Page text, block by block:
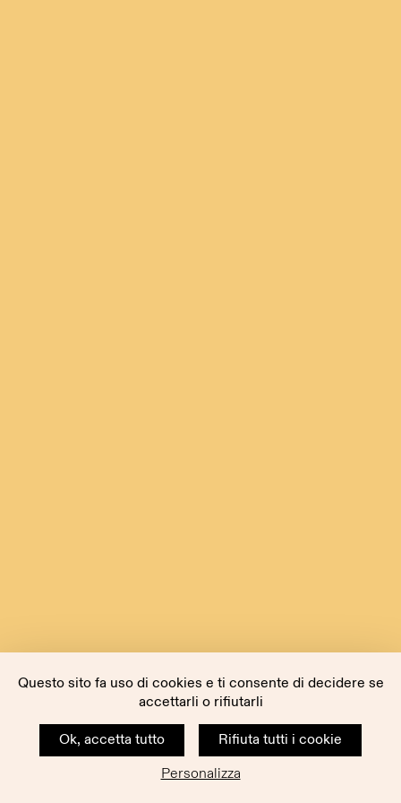
Questo sito fa uso di cookies e ti consente di decidere se
accettarli o rifiutarli
Ok, accetta tutto
Rifiuta tutti i cookie
Personalizza